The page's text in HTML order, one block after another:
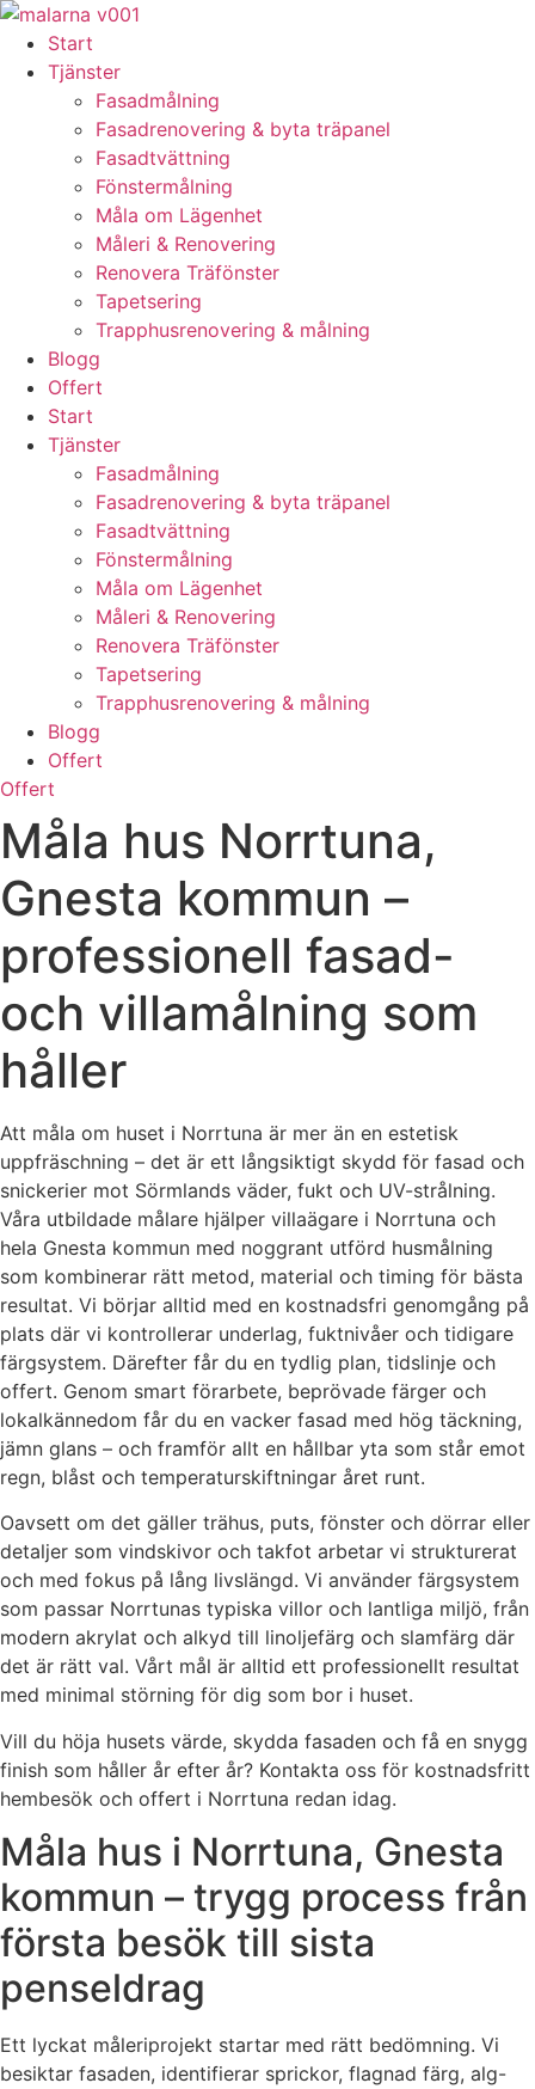
Skip
content
Start
Tjänster
Fasadmålning
Fasadrenovering & byta träpanel
Fasadtvättning
Fönstermålning
Måla om Lägenhet
Måleri & Renovering
Renovera Träfönster
Tapetsering
Trapphusrenovering & målning
Blogg
Offert
Start
Tjänster
Fasadmålning
Fasadrenovering & byta träpanel
Fasadtvättning
Fönstermålning
Måla om Lägenhet
Måleri & Renovering
Renovera Träfönster
Tapetsering
Trapphusrenovering & målning
Blogg
Offert
Offert
Måla hus Norrtuna,
Gnesta kommun –
professionell fasad-
och villamålning som
håller
Att måla om huset i Norrtuna är mer än en estetisk
uppfräschning – det är ett långsiktigt skydd för fasad och
snickerier mot Sörmlands väder, fukt och UV-strålning.
Våra utbildade målare hjälper villaägare i Norrtuna och
hela Gnesta kommun med noggrant utförd husmålning
som kombinerar rätt metod, material och timing för bästa
resultat. Vi börjar alltid med en kostnadsfri genomgång på
plats där vi kontrollerar underlag, fuktnivåer och tidigare
färgsystem. Därefter får du en tydlig plan, tidslinje och
offert. Genom smart förarbete, beprövade färger och
lokalkännedom får du en vacker fasad med hög täckning,
jämn glans – och framför allt en hållbar yta som står emot
regn, blåst och temperaturskiftningar året runt.
Oavsett om det gäller trähus, puts, fönster och dörrar eller
detaljer som vindskivor och takfot arbetar vi strukturerat
och med fokus på lång livslängd. Vi använder färgsystem
som passar Norrtunas typiska villor och lantliga miljö, från
modern akrylat och alkyd till linoljefärg och slamfärg där
det är rätt val. Vårt mål är alltid ett professionellt resultat
med minimal störning för dig som bor i huset.
Vill du höja husets värde, skydda fasaden och få en snygg
finish som håller år efter år? Kontakta oss för kostnadsfritt
hembesök och offert i Norrtuna redan idag.
Måla hus i Norrtuna, Gnesta
kommun – trygg process från
första besök till sista
penseldrag
Ett lyckat måleriprojekt startar med rätt bedömning. Vi
besiktar fasaden, identifierar sprickor, flagnad färg, alg-